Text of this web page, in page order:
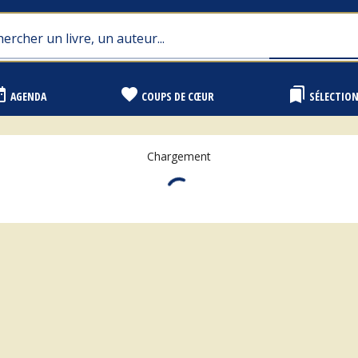
AGENDA favorite COUPS DE CŒUR bookmarks
Chargement